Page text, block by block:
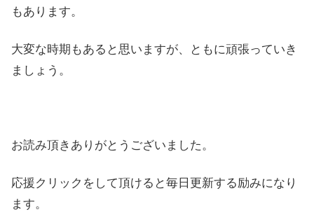
もあります。
大変な時期もあると思いますが、ともに頑張っていき
ましょう。
お読み頂きありがとうございました。
応援クリックをして頂けると毎日更新する励みになり
ます。